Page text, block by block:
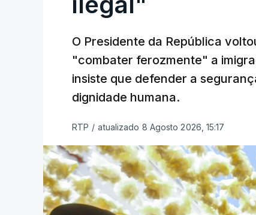
O Presidente da República
"combater ferozmente" a
insiste que defender a
dignidade humana.
RTP / atualizado 8 Agosto 2026, 15:17